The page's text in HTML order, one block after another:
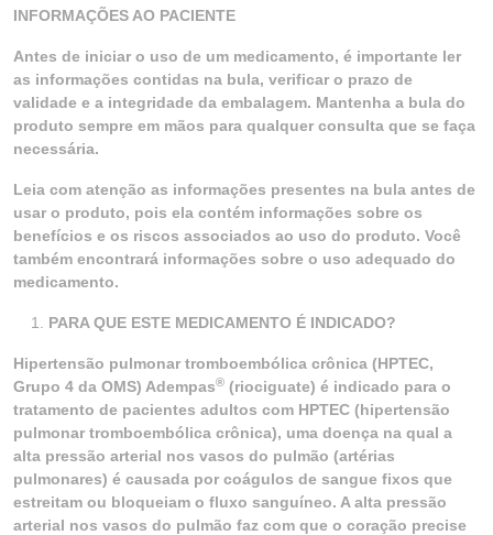
INFORMAÇÕES AO PACIENTE
Antes de iniciar o uso de um medicamento, é importante ler
as informações contidas na bula, verificar o prazo de
validade e a integridade da embalagem. Mantenha a bula do
produto sempre em mãos para qualquer consulta que se faça
necessária.
Leia com atenção as informações presentes na bula antes de
usar o produto, pois ela contém informações sobre os
benefícios e os riscos associados ao uso do produto. Você
também encontrará informações sobre o uso adequado do
medicamento.
PARA QUE ESTE MEDICAMENTO É INDICADO?
Hipertensão pulmonar tromboembólica crônica (HPTEC,
Grupo 4 da OMS) Adempas® (riociguate) é indicado para o
tratamento de pacientes adultos com HPTEC (hipertensão
pulmonar tromboembólica crônica), uma doença na qual a
alta pressão arterial nos vasos do pulmão (artérias
pulmonares) é causada por coágulos de sangue fixos que
estreitam ou bloqueiam o fluxo sanguíneo. A alta pressão
arterial nos vasos do pulmão faz com que o coração precise